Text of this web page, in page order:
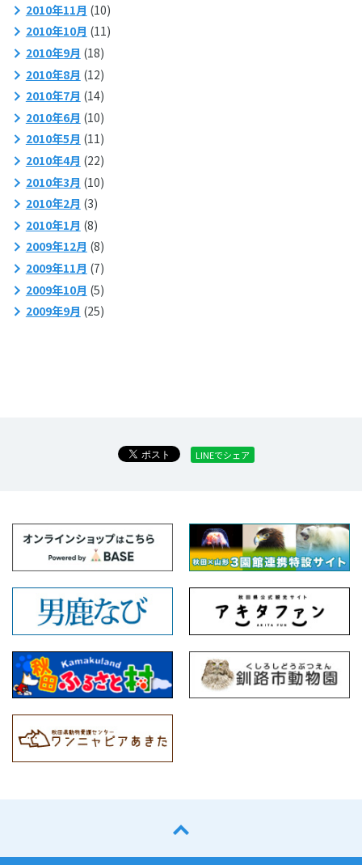
2010年11月 (10)
2010年10月 (11)
2010年9月 (18)
2010年8月 (12)
2010年7月 (14)
2010年6月 (10)
2010年5月 (11)
2010年4月 (22)
2010年3月 (10)
2010年2月 (3)
2010年1月 (8)
2009年12月 (8)
2009年11月 (7)
2009年10月 (5)
2009年9月 (25)
LINEでシェア